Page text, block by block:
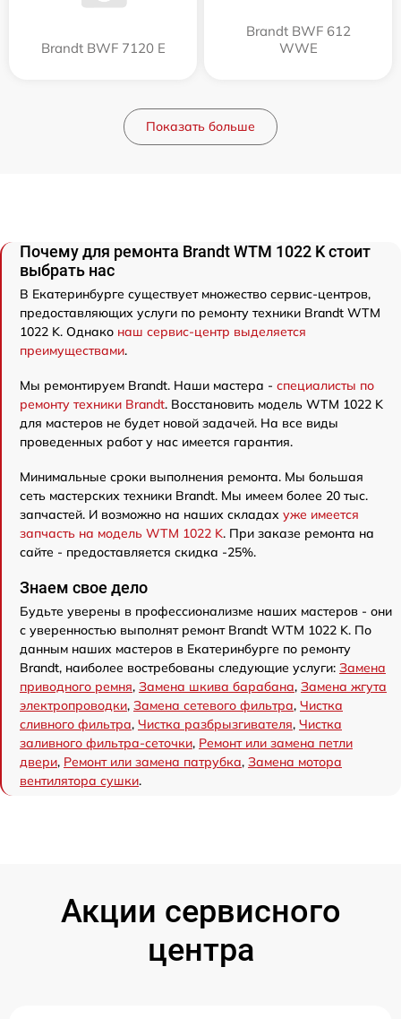
Brandt BWF 7120 E
Brandt BWF 612
WWE
Показать больше
Почему для ремонта Brandt WTM 1022 K стоит
выбрать нас
В Екатеринбурге существует множество сервис-центров,
предоставляющих услуги по ремонту техники Brandt WTM
1022 K. Однако наш сервис-центр выделяется
преимуществами.
Мы ремонтируем Brandt. Наши мастера - специалисты по
ремонту техники Brandt. Восстановить модель WTM 1022 K
для мастеров не будет новой задачей. На все виды
проведенных работ у нас имеется гарантия.
Минимальные сроки выполнения ремонта. Мы большая
сеть мастерских техники Brandt. Мы имеем более 20 тыс.
запчастей. И возможно на наших складах уже имеется
запчасть на модель WTM 1022 K. При заказе ремонта на
сайте - предоставляется скидка -25%.
Знаем свое дело
Будьте уверены в профессионализме наших мастеров - они
с уверенностью выполнят ремонт Brandt WTM 1022 K. По
данным наших мастеров в Екатеринбурге по ремонту
Brandt, наиболее востребованы следующие услуги: Замена
приводного ремня, Замена шкива барабана, Замена жгута
электропроводки, Замена сетевого фильтра, Чистка
сливного фильтра, Чистка разбрызгивателя, Чистка
заливного фильтра-сеточки, Ремонт или замена петли
двери, Ремонт или замена патрубка, Замена мотора
вентилятора сушки.
Акции сервисного
центра